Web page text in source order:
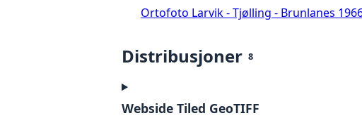
Ortofoto Larvik - Tjølling - Brunlanes
Distribusjoner 8
Webside Tiled GeoTIFF